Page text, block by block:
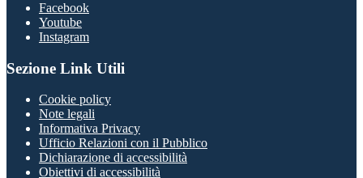
Facebook
Youtube
Instagram
Sezione Link Utili
Cookie policy
Note legali
Informativa Privacy
Ufficio Relazioni con il Pubblico
Dichiarazione di accessibilità
Obiettivi di accessibilità